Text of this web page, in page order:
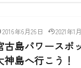
2016年6月26日 2021年1
古島パワースポ
神島へ行こう！